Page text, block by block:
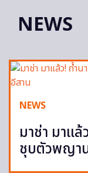
NEWS
NEWS
มาช่า มาแ
ชุบตัวพญาน